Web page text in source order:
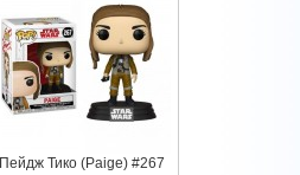
Пейдж Тико (Paige) #267